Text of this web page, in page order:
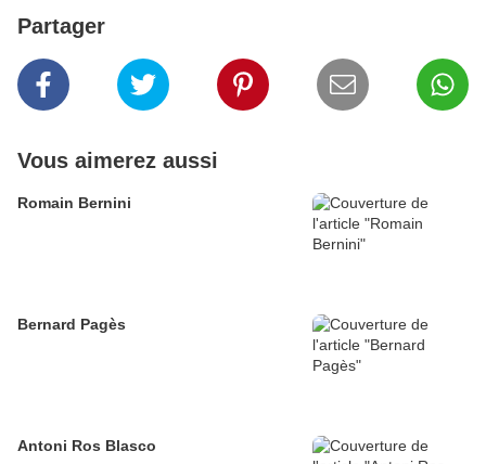
Partager
Vous aimerez aussi
Romain Bernini
Bernard Pagès
Antoni Ros Blasco